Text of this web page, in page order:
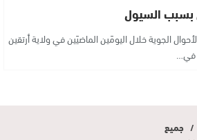
الجوية خلال اليومَين الماضيَين في ولاية أرتقين
في…
/ جميع